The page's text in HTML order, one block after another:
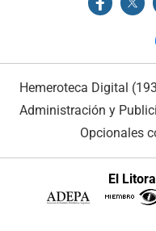
Hemeroteca Digital
Administración y
Opcionales
El